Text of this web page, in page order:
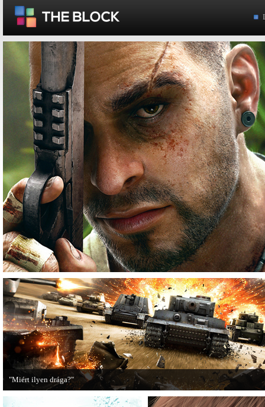
"Miért ilyen drága?"
A PC Guru utánajárt, miért kerülnek olyan sokba a AAA-kategóriás